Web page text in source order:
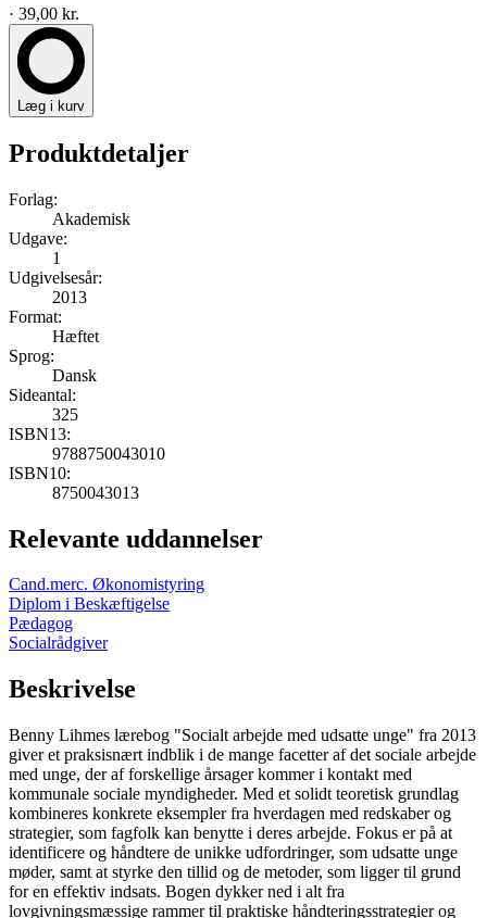
· 39,00 kr.
Læg i kurv
Produktdetaljer
Forlag:
Akademisk
Udgave:
1
Udgivelsesår:
2013
Format:
Hæftet
Sprog:
Dansk
Sideantal:
325
ISBN13:
9788750043010
ISBN10:
8750043013
Relevante uddannelser
Cand.merc. Økonomistyring
Diplom i Beskæftigelse
Pædagog
Socialrådgiver
Beskrivelse
Benny Lihmes lærebog "Socialt arbejde med udsatte unge" fra 2013
giver et praksisnært indblik i de mange facetter af det sociale arbejde
med unge, der af forskellige årsager kommer i kontakt med
kommunale sociale myndigheder. Med et solidt teoretisk grundlag
kombineres konkrete eksempler fra hverdagen med redskaber og
strategier, som fagfolk kan benytte i deres arbejde. Fokus er på at
identificere og håndtere de unikke udfordringer, som udsatte unge
møder, samt at styrke den tillid og de metoder, som ligger til grund
for en effektiv indsats. Bogen dykker ned i alt fra
lovgivningsmæssige rammer til praktiske håndteringsstrategier og